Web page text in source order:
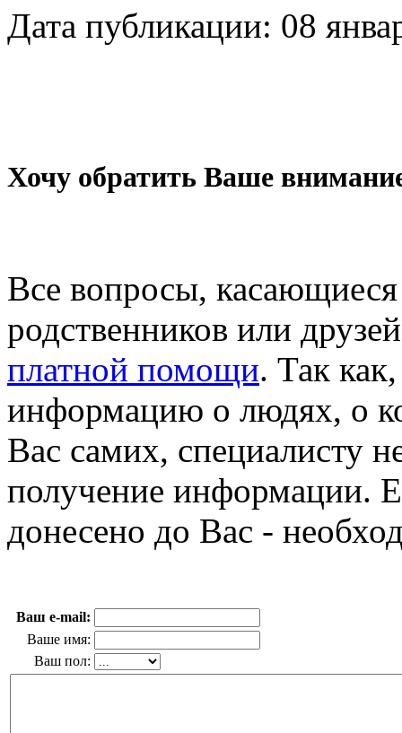
Дата публикации: 08
Хочу обратить Ваше
Все вопросы,
родственников или
платной помощи. Так
информацию о людях, о
Вас самих, специалисту
получение информации.
донесено до Вас -
Ваш e-mail:
Ваше имя:
Ваш пол: